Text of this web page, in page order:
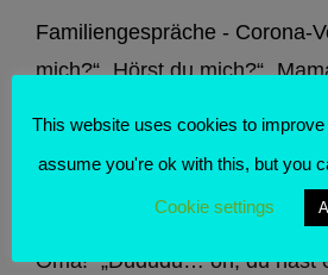
Familiengespräche - Corona-
mich?“ „Hörst du mich?“
Instabiles Internet „Ja, ich
sehen wir uns wieder?!“
Oma!“ „Dududu… oh, du hast
This website uses cookies to
assume you're ok with this, but you
Cookie settings